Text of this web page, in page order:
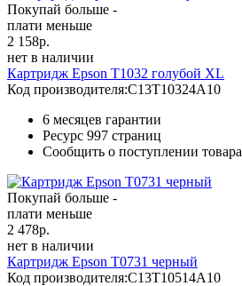
Покупай больше -
плати меньше
2 158р.
нет в наличии
Картридж Epson T1032 голубой XL
Код производителя:C13T10324A10
6 месяцев гарантии
Ресурс 997 страниц
Сообщить о поступлении товара
Покупай больше -
плати меньше
2 478р.
нет в наличии
Картридж Epson T0731 черный
Код производителя:C13T10514A10